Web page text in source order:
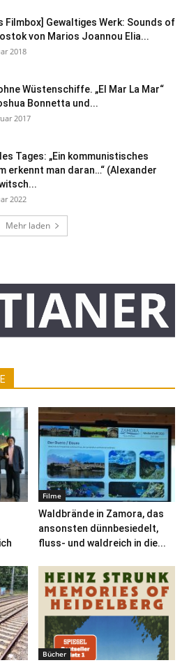
Filmbox] Gewaltiges Werk: Sounds of
von Marios Joannou Elia...
2018
Wüstenschiffe. „El Mar La Mar“
Bonnetta und...
2017
Tages: „Ein kommunistisches
erkennt man daran…“ (Alexander
2022
Mehr laden
Filme
Waldbrände in Zamora, das
ansonsten dünnbesiedelt,
fluss- und waldreich in die...
Bücher